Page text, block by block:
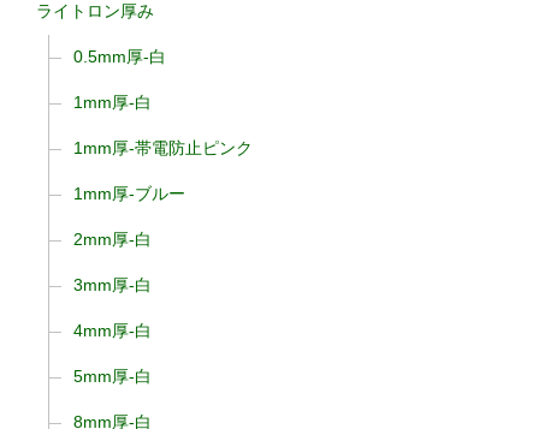
ライトロン厚み
0.5mm厚-白
1mm厚-白
1mm厚-帯電防止ピンク
1mm厚-ブルー
2mm厚-白
3mm厚-白
4mm厚-白
5mm厚-白
8mm厚-白